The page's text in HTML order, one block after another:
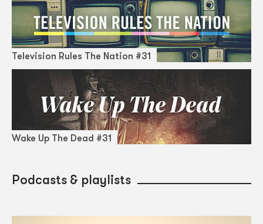
Television Rules The Nation #31
Wake Up The Dead #31
Podcasts & playlists